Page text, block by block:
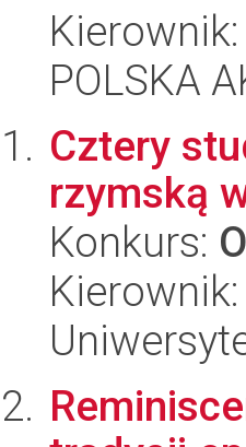
POLSKA
Cztery
rzymską
Konkurs: